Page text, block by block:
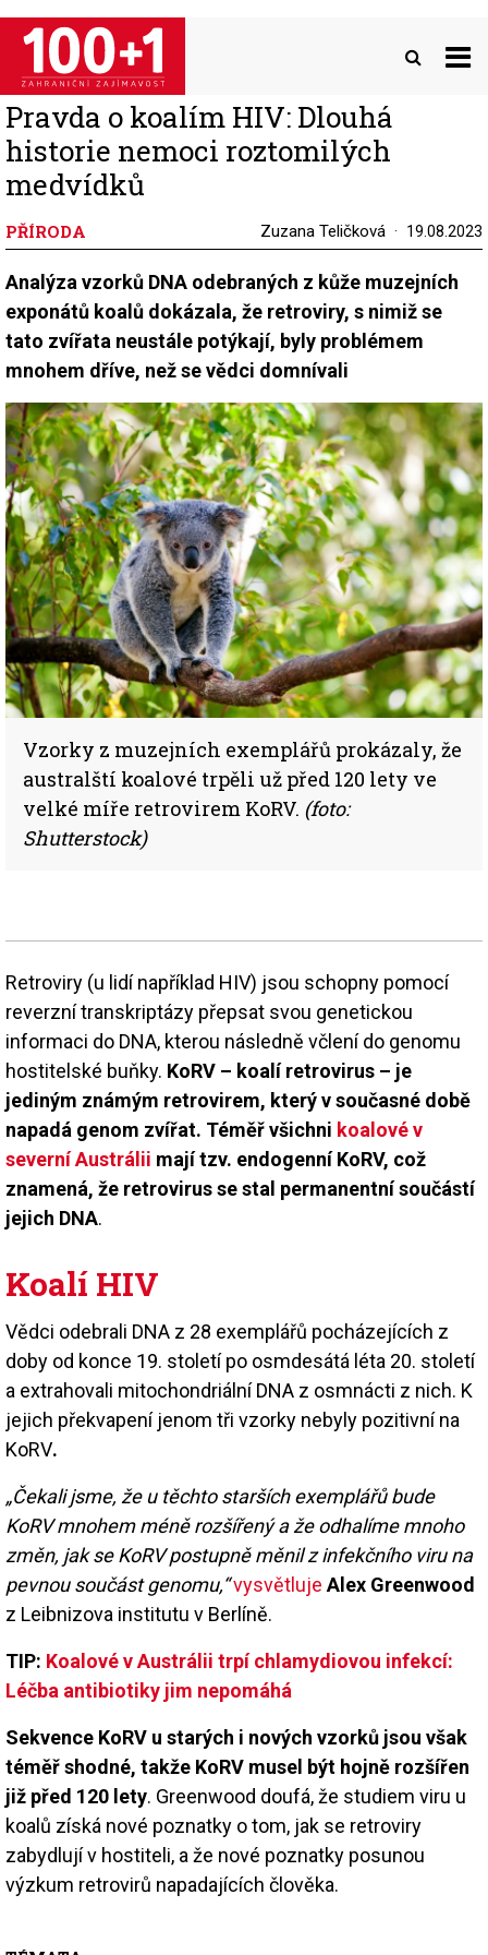
Přejít
hlavnímu
obsahu
Pravda o koalím HIV: Dlouhá
historie nemoci roztomilých
medvídků
PŘÍRODA Zuzana Teličková 19.08.2023
Analýza vzorků DNA odebraných z kůže muzejních
exponátů koalů dokázala, že retroviry, s nimiž se
tato zvířata neustále potýkají, byly problémem
mnohem dříve, než se vědci domnívali
Vzorky z muzejních exemplářů prokázaly, že
australští koalové trpěli už před 120 lety ve
velké míře retrovirem KoRV. (foto:
Shutterstock)
Retroviry (u lidí například HIV) jsou schopny pomocí
reverzní transkriptázy přepsat svou genetickou
informaci do DNA, kterou následně včlení do genomu
hostitelské buňky. KoRV – koalí retrovirus – je
jediným známým retrovirem, který v současné době
napadá genom zvířat. Téměř všichni koalové v
severní Austrálii mají tzv. endogenní KoRV, což
znamená, že retrovirus se stal permanentní součástí
jejich DNA.
Koalí HIV
Vědci odebrali DNA z 28 exemplářů pocházejících z
doby od konce 19. století po osmdesátá léta 20. století
a extrahovali mitochondriální DNA z osmnácti z nich. K
jejich překvapení jenom tři vzorky nebyly pozitivní na
KoRV.
„Čekali jsme, že u těchto starších exemplářů bude
KoRV mnohem méně rozšířený a že odhalíme mnoho
změn, jak se KoRV postupně měnil z infekčního viru na
pevnou součást genomu,“vysvětluje Alex Greenwood
z Leibnizova institutu v Berlíně.
TIP: Koalové v Austrálii trpí chlamydiovou infekcí:
Léčba antibiotiky jim nepomáhá
Sekvence KoRV u starých i nových vzorků jsou však
téměř shodné, takže KoRV musel být hojně rozšířen
již před 120 lety. Greenwood doufá, že studiem viru u
koalů získá nové poznatky o tom, jak se retroviry
zabydlují v hostiteli, a že nové poznatky posunou
výzkum retrovirů napadajících člověka.